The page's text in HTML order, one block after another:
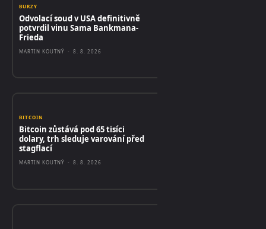
BURZY
Odvolací soud v USA definitivně
potvrdil vinu Sama Bankmana-
Frieda
MARTIN KOUTNÝ - 8. 8. 2026
BITCOIN
Bitcoin zůstává pod 65 tisíci
dolary, trh sleduje varování před
stagflací
MARTIN KOUTNÝ - 8. 8. 2026